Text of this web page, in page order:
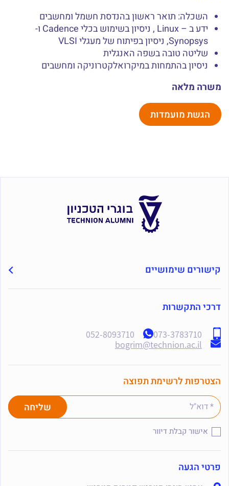
השכלה: תואר ראשון בהנדסת חשמל ומחשבים
ידע ב – Linux , ניסיון בשימוש בכלי Cadence ו-
Synopsys, ניסיון בפיתוח של מעגלי VLSI
שליטה טובה בשפה האנגלית
ניסיון בהתמחות במיקרואלקטרוניקה ומחשבים
משרה מלאה
הגשת מועמדות
קישורים שימושיים
פרטי הגעה
דרכי התקשרות
073-3783710
052-8093710
bogrim@technion.ac.il
הצטרפות לרשימת תפוצה
אישור קבלת דיוור